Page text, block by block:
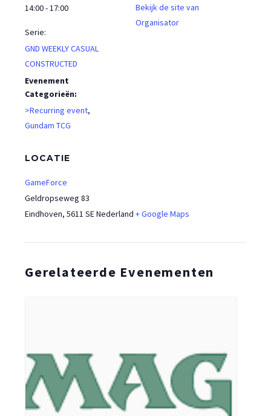
14:00 - 17:00
Serie:
GND WEEKLY CASUAL
CONSTRUCTED
Evenement
Categorieën:
>Recurring event,
Gundam TCG
LOCATIE
GameForce
Geldropseweg 83
Eindhoven, 5611 SENederland + Google Maps
Bekijk de site van
Organisator
Gerelateerde Evenementen